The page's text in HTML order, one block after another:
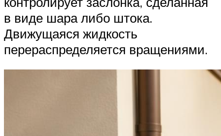
в виде шара либо штока.
Движущаяся жидкость
перераспределяется вращениями.